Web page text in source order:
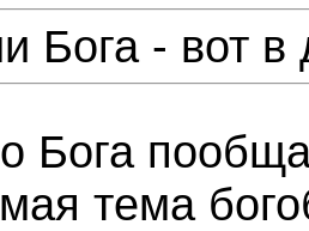
Бога - вот
Бога
тема